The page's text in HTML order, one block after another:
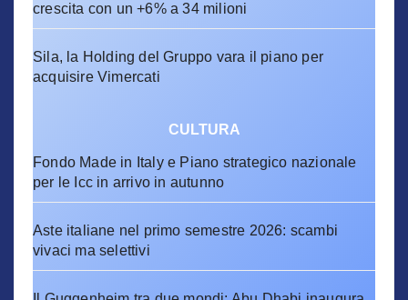
crescita con un +6% a 34 milioni
Sila, la Holding del Gruppo vara il piano per
acquisire Vimercati
CULTURA
Fondo Made in Italy e Piano strategico nazionale
per le Icc in arrivo in autunno
Aste italiane nel primo semestre 2026: scambi
vivaci ma selettivi